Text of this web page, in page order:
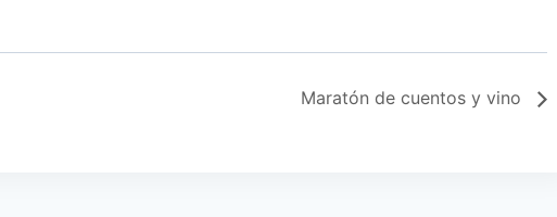
Maratón de cuentos y vino